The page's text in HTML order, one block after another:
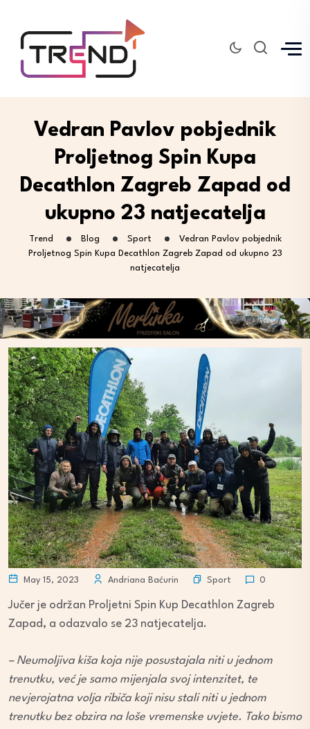
Vedran Pavlov pobjednik
Proljetnog Spin Kupa
Decathlon Zagreb Zapad od
ukupno 23 natjecatelja
Trend Blog Sport
Vedran Pavlov pobjednik
Proljetnog Spin Kupa Decathlon Zagreb Zapad od ukupno 23
natjecatelja
May 15, 2023 Andriana Baćurin Sport 0
Jučer je održan Proljetni Spin Kup Decathlon Zagreb
Zapad, a odazvalo se 23 natjecatelja.
– Neumoljiva kiša koja nije posustajala niti u jednom
trenutku, već je samo mijenjala svoj intenzitet, te
nevjerojatna volja ribiča koji nisu stali niti u jednom
trenutku bez obzira na loše vremenske uvjete. Tako bismo